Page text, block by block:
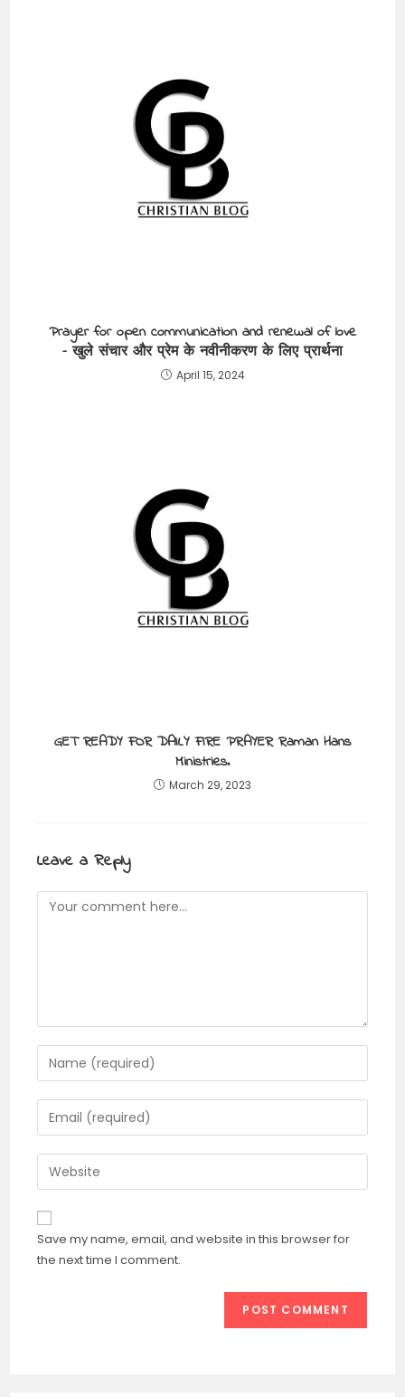
Prayer for open communication and renewal of love
– खुले संचार और प्रेम के नवीनीकरण के लिए प्रार्थना
April 15, 2024
GET READY FOR DAILY FIRE PRAYER Raman Hans
Ministries.
March 29, 2023
Leave a Reply
Comment
Enter
your
name
or
to
comment
Enter
your
email
address
comment
Enter
your
website
URL
(optional)
Save my name, email, and website in this browser for
the next time I comment.